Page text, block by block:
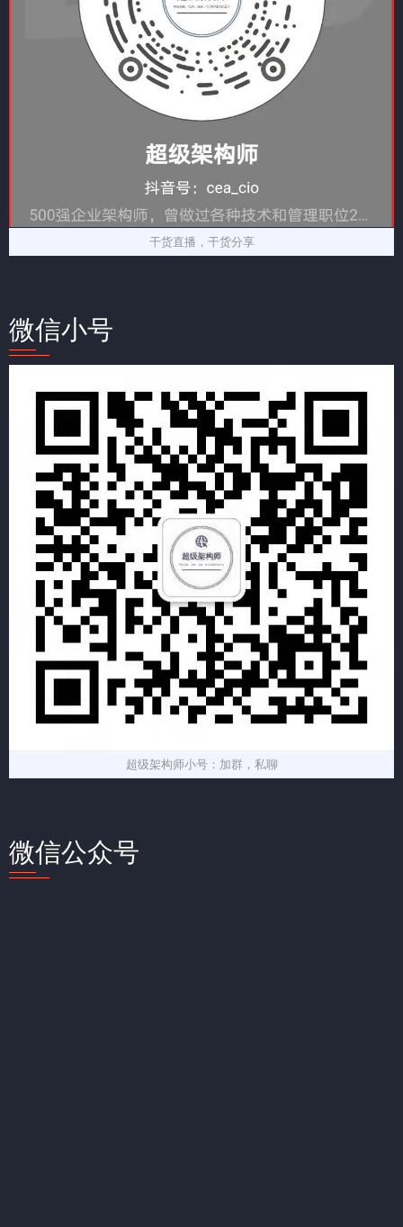
干货直播，干货分享
微信小号
超级架构师小号：加群，私聊
微信公众号